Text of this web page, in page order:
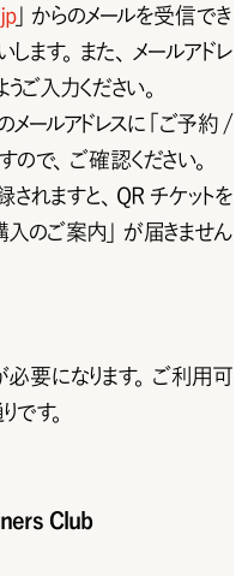
」からのメールを受信でき
ます。また、メールアドレ
ご入 力ください。
ールアドレスに「ご予約 /
ので 、ご 確 認ください 。
されますと、QRチケットを
のご案内」が届きません
要 に なります。ご 利 用 可
です。
Club